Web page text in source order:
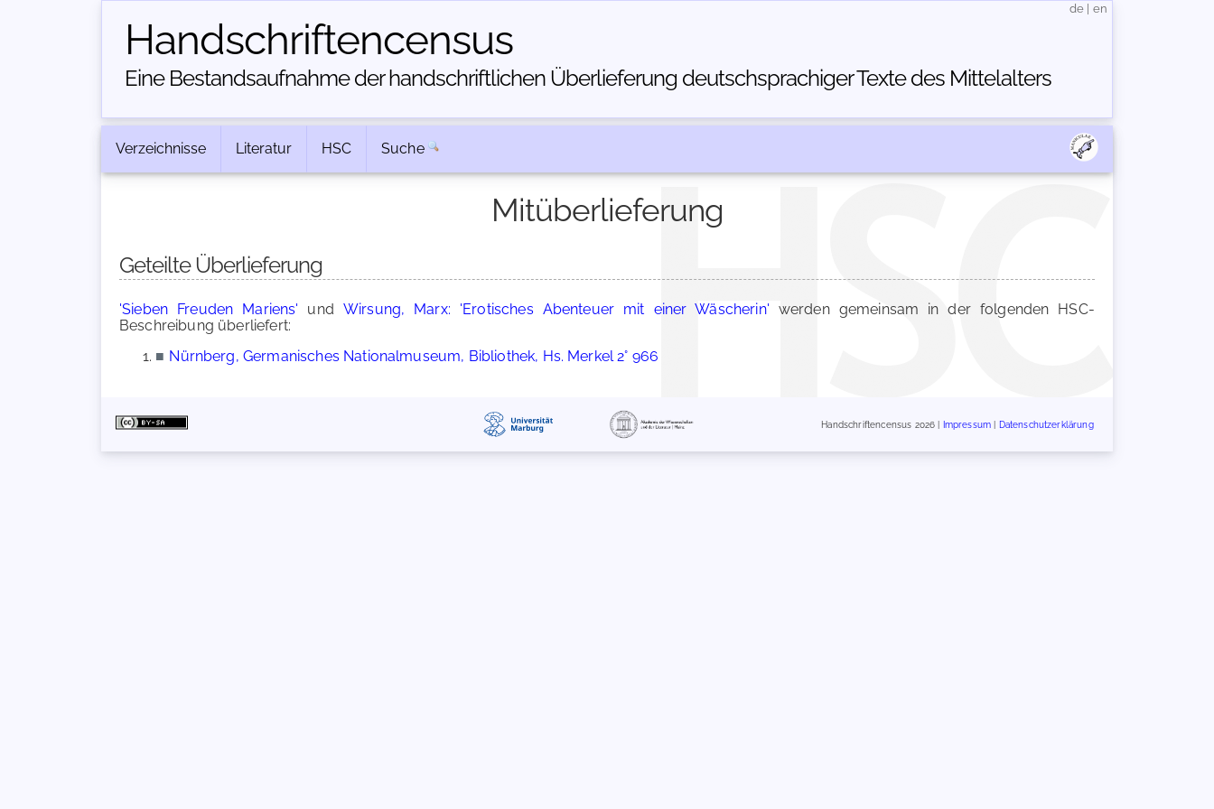
Handschriften­census
Eine Bestandsaufnahme der handschriftlichen Über­lieferung deutschsprachiger Texte des Mittelalters
de en
Verzeichnisse Literatur HSC Suche
Mitüberlieferung
Geteilte Überlieferung
'Sieben Freuden Mariens' und Wirsung, Marx: 'Erotisches Abenteuer mit einer Wäscherin' werden gemeinsam in der folgenden HSC-
Beschreibung überliefert:
■ Nürnberg, Germanisches Nationalmuseum, Bibliothek, Hs. Merkel 2° 966
Handschriftencensus 2026 | Impressum Datenschutzerklärung